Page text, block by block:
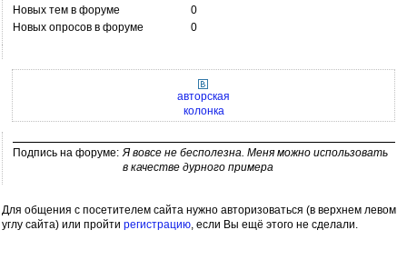
Новых тем в форуме
0
Новых опросов в форуме
0
авторская
колонка
Подпись на форуме: Я вовсе не бесполезна. Меня можно использовать
в качестве дурного примера
Для общения с посетителем сайта нужно авторизоваться (в верхнем левом
углу сайта) или пройти регистрацию, если Вы ещё этого не сделали.